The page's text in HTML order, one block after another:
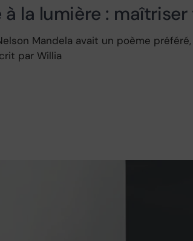
à la lumière :
Mandela avait un poème
par Willia